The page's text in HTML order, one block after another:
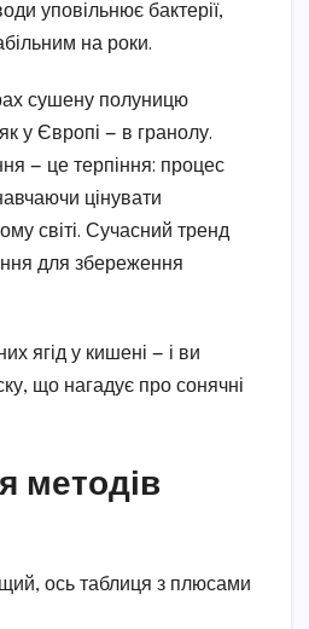
уповільнює бактерії,
на роки.
сушену полуницю
у Європі — в гранолу.
— це терпіння: процес
цінувати
світі. Сучасний тренд
для збереження
ягід у кишені — і ви
що нагадує про сонячні
методів
ось таблиця з плюсами